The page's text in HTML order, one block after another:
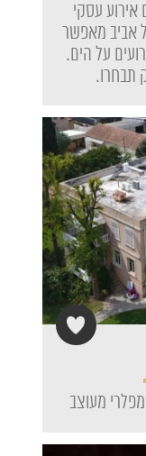
אירוע עסקי
אביב מאפשר
על הים.
תבחרו.
מעוצב